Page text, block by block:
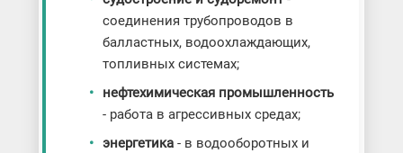
соединения трубопроводов в
балластных, водоохлаждающих,
топливных системах;
нефтехимическая промышленность
- работа в агрессивных средах;
энергетика- в водооборотных и